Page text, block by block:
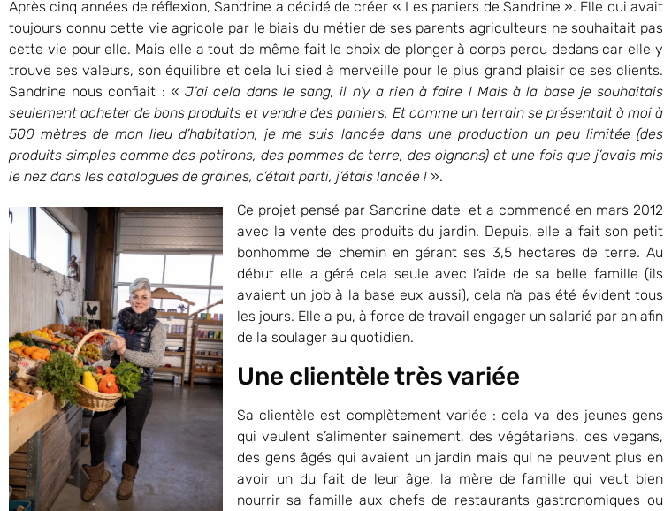
Après cinq années de réflexion, Sandrine a décidé de créer « Les paniers de Sandrine ». Elle qui avait
toujours connu cette vie agricole par le biais du métier de ses parents agriculteurs ne souhaitait pas
cette vie pour elle. Mais elle a tout de même fait le choix de plonger à corps perdu dedans car elle y
trouve ses valeurs, son équilibre et cela lui sied à merveille pour le plus grand plaisir de ses clients.
Sandrine nous confiait : «J’ai cela dans le sang, il n’y a rien à faire ! Mais à la base je souhaitais
seulement acheter de bons produits et vendre des paniers. Et comme un terrain se présentait à moi à
500 mètres de mon lieu d’habitation, je me suis lancée dans une production un peu limitée (des
produits simples comme des potirons, des pommes de terre, des oignons) et une fois que j’avais mis
le nez dans les catalogues de graines, c’était parti, j’étais lancée ! ».
Ce projet pensé par Sandrine date et a commencé en mars 2012
avec la vente des produits du jardin. Depuis, elle a fait son petit
bonhomme de chemin en gérant ses 3,5 hectares de terre. Au
début elle a géré cela seule avec l’aide de sa belle famille (ils
avaient un job à la base eux aussi), cela n’a pas été évident tous
les jours. Elle a pu, à force de travail engager un salarié par an afin
de la soulager au quotidien.
Une clientèle très variée
Sa clientèle est complètement variée : cela va des jeunes gens
qui veulent s’alimenter sainement, des végétariens, des vegans,
des gens âgés qui avaient un jardin mais qui ne peuvent plus en
avoir un du fait de leur âge, la mère de famille qui veut bien
nourrir sa famille aux chefs de restaurants gastronomiques ou